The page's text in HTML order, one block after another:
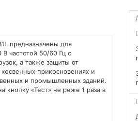
предназначены для
частотой 50/60 Гц с
а также защиты от
прикосновениях и
и промышленных зданий.
кнопку «Тест» не реже 1 раза в